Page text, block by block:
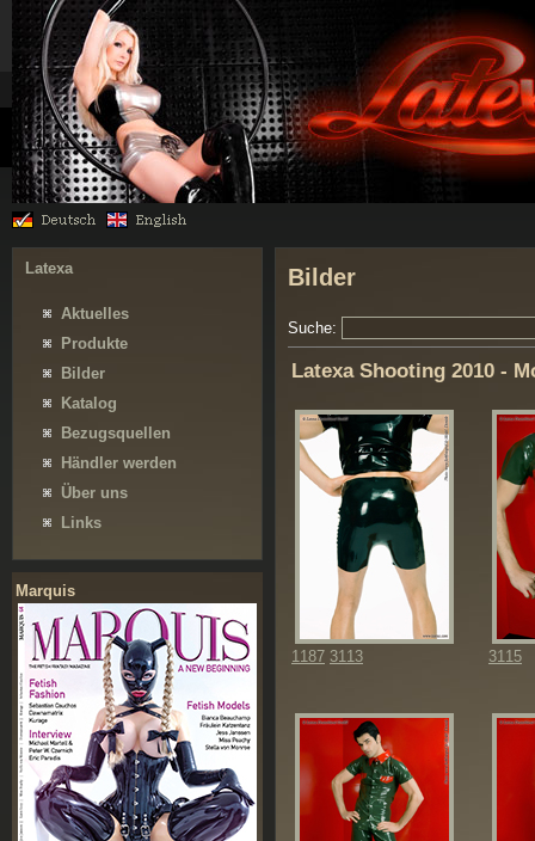
Latexa
Aktuelles
Produkte
Bilder
Katalog
Bezugsquellen
Händler werden
Über uns
Links
Marquis
Bilder
Suche:
Latexa Shooting 2010 -
1187 3113 3115